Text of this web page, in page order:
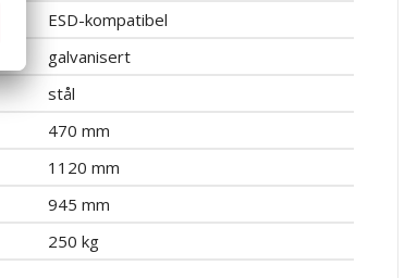
ESD-kompatibel
galvanisert
stål
470 mm
1120 mm
945 mm
250 kg